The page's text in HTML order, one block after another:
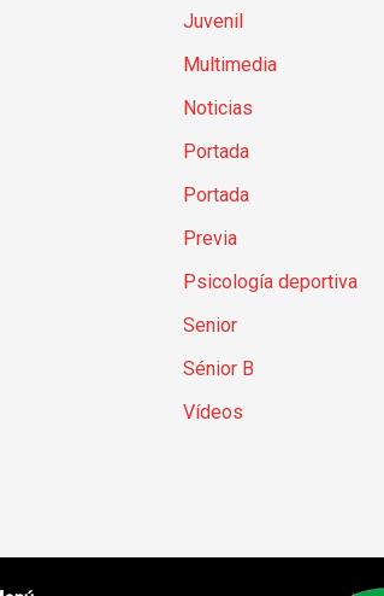
Juvenil
Multimedia
Noticias
Portada
Portada
Previa
Psicología deportiva
Senior
Sénior B
Vídeos